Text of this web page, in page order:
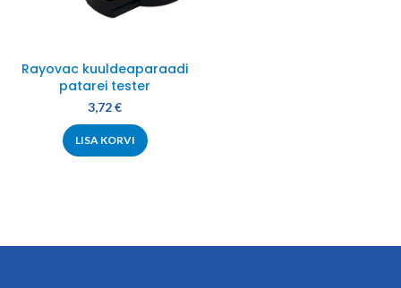
Rayovac kuuldeaparaadi
patarei tester
3,72€
LISA KORVI